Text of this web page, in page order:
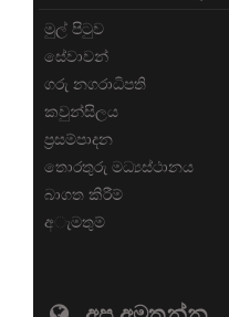
මුල් පිටුව
සේවාවන්
ගරු නගරාධිපති
කවුන්සිලය
ප්‍රසම්පාදන
තොරතුරු මධ්‍යස්ථානය
බාගත කිරීම්
අැමතුම්